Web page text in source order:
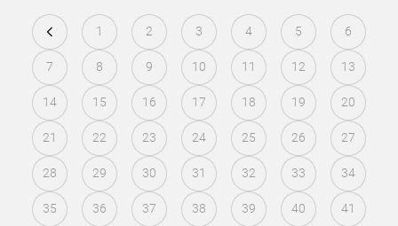
1 2 3 4 5 6
7 8 9 10 11 12 13
14 15 16 17 18 19 20
21 22 23 24 25 26 27
28 29 30 31 32 33 34
35 36 37 38 39 40 41